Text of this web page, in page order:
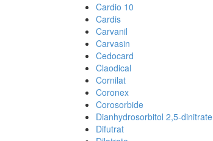
Cardio 10
Cardis
Carvanil
Carvasin
Cedocard
Claodical
Cornilat
Coronex
Corosorbide
Dianhydrosorbitol 2,5-dinitrate
Difutrat